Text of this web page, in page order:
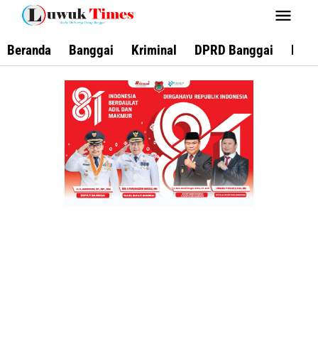
Lewati
konten
Beranda Banggai Kriminal DPRD Banggai